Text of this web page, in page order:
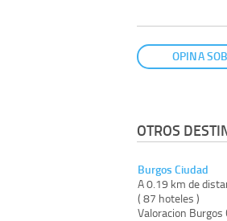
OPINA
OTROS
Burgos Ciudad
A 0.19 km de
( 87 hoteles )
Valoracion Burgos